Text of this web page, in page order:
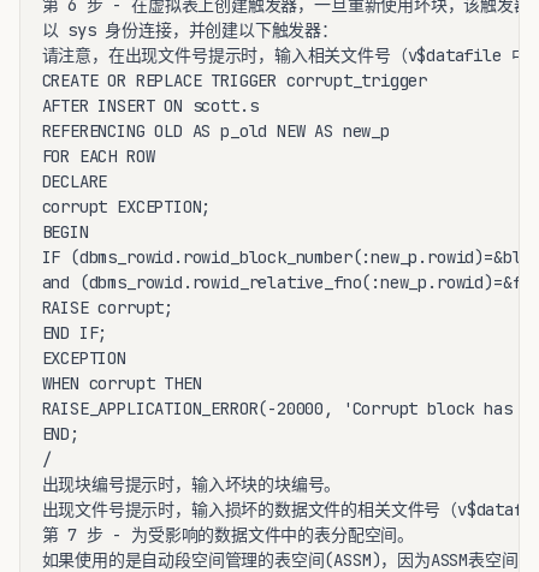
第 6 步 - 在虚拟表上创建触发器，一旦重新使用坏块，该触发器
以 sys 身份连接，并创建以下触发器：
请注意，在出现文件号提示时，输入相关文件号（v$datafile
CREATE OR REPLACE TRIGGER corrupt_trigger
AFTER INSERT ON scott.s
REFERENCING OLD AS p_old NEW AS new_p
FOR EACH ROW
DECLARE
corrupt EXCEPTION;
BEGIN
IF
and
RAISE corrupt;
END IF;
EXCEPTION
WHEN corrupt THEN
RAISE_APPLICATION_ERROR(-20000, 'Corrupt block
END;
/
出现块编号提示时，输入坏块的块编号。
出现文件号提示时，输入损坏的数据文件的相关文件号（
第 7 步 - 为受影响的数据文件中的表分配空间。
如果使用的是自动段空间管理的表空间(ASSM)，因为ASSM表空